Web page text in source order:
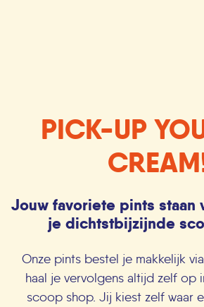
PICK-UP
Jouw favoriete pints staan
je dichtstbijzijnde
Onze pints bestel je makkelijk
haal je vervolgens altijd zelf op
scoop shop. Jij kiest zelf waar